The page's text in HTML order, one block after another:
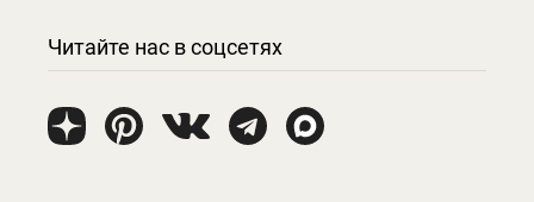
Читайте нас в соцсетях